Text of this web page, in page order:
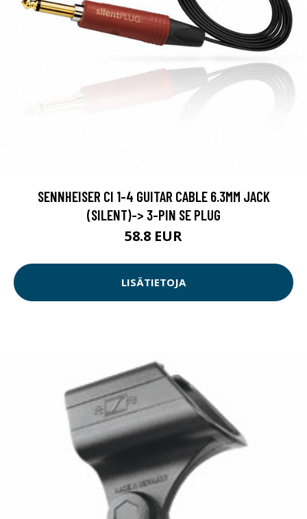
SENNHEISER CI 1-4 GUITAR CABLE 6.3MM JACK
(SILENT)-> 3-PIN SE PLUG
58.8 EUR
LISÄTIETOJA